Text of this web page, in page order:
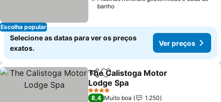
Escolha popular
banho
Selecione as datas para ver os preços
exatos.
Ver preços
PartilharAdicionar aos favoritos
The Calistoga Motor
Lodge Spa
4 Estrelas
8,4 Muito boa
1.250